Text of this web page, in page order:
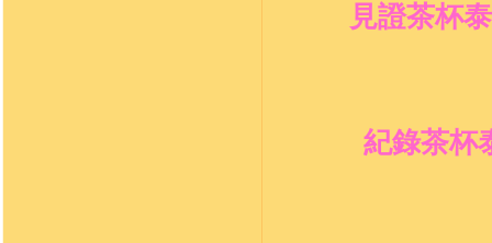
見證茶杯
紀錄茶杯